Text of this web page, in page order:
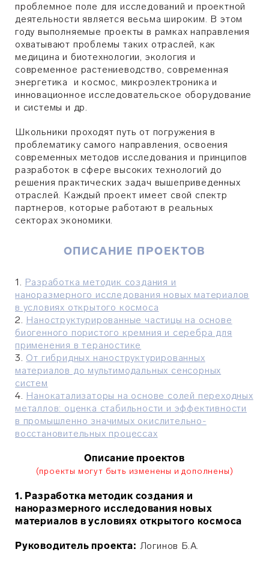
проблемное поле для исследований и проектной
деятельности является весьма широким. В этом
году выполняемые проекты в рамках направления
охватывают проблемы таких отраслей, как
медицина и биотехнологии, экология и
современное растениеводство, современная
энергетика и космос, микроэлектроника и
инновационное исследовательское оборудование
и системы и др.
Школьники проходят путь от погружения в
проблематику самого направления, освоения
современных методов исследования и принципов
разработок в сфере высоких технологий до
решения практических задач вышеприведенных
отраслей. Каждый проект имеет свой спектр
партнеров, которые работают в реальных
секторах экономики.
ОПИСАНИЕ ПРОЕКТОВ
1. Разработка методик создания и
наноразмерного исследования новых материалов
в условиях открытого космоса
2. Наноструктурированные частицы на основе
биогенного пористого кремния и серебра для
применения в тераностике
3. От гибридных наноструктурированных
материалов до мультимодальных сенсорных
систем
4. Нанокатализаторы на основе солей переходных
металлов: оценка стабильности и эффективности
в промышленно значимых окислительно-
восстановительных процессах
Описание проектов
(проекты могут быть изменены и дополнены)
1. Разработка методик создания и
наноразмерного исследования новых
материалов в условиях открытого космоса
Руководитель проекта: Логинов Б.А.